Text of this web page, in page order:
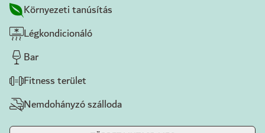
Környezeti tanúsítás
Légkondicionáló
Bar
Fitness terület
Nemdohányzó szálloda